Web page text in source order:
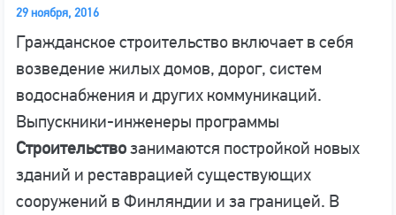
29 ноября, 2016
Гражданское строительство включает в себя
возведение жилых домов, дорог, систем
водоснабжения и других коммуникаций.
Выпускники-инженеры программы
Строительствозанимаются постройкой новых
зданий и реставрацией существующих
сооружений в Финляндии и за границей. В